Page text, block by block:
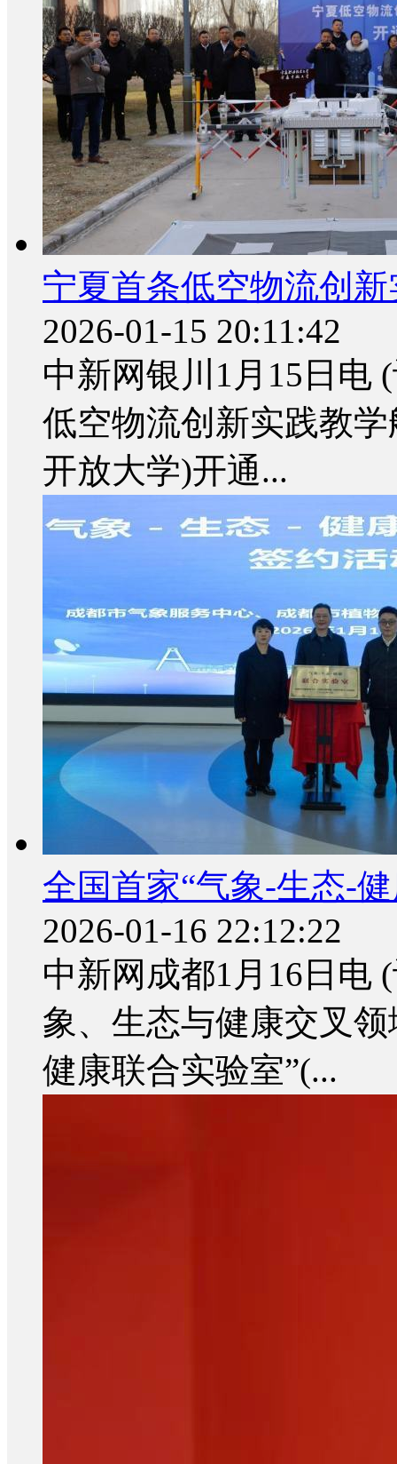
宁夏首条低空物流创
2026-01-15 20:11:42
中新网银川1月15日电
低空物流创新实践教
开放大学)开通...
全国首家“气象-生态-
2026-01-16 22:12:22
中新网成都1月16日电
象、生态与健康交叉
健康联合实验室”(...